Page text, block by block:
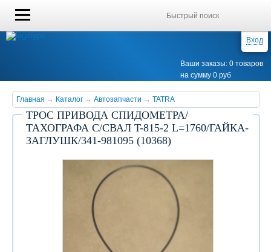
Вход
Ваши заказы: 0 товаров
на сумму 0 руб
Главная → Каталог → Автозапчасти → TATRA
ТРОС ПРИВОДА СПИДОМЕТРА/
ТАХОГРАФА С/СВАЛ T-815-2 L=1760/ГАЙКА-
ЗАГЛУШК/341-981095 (10368)